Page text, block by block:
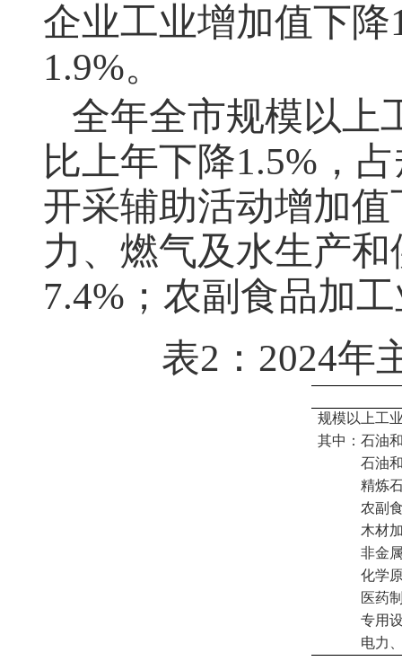
企业工业增加值下
1.9%。
全年全市规模以上
比上年下降1.5%，
开采辅助活动增加值
力、燃气及水生产
7.4%；农副食品加
表2：2024年
规模以上工
其中：石油
石油和天
精炼石
农副食
木材加工
非金属
化学原料
医药制
专用设
电力、热